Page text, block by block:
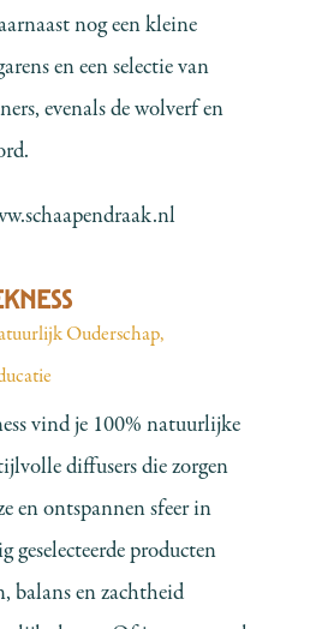
nog een kleine
en een selectie van
evenals de wolverf en
Ouderschap,
vind je 100% natuurlijke
diffusers die zorgen
en ontspannen sfeer in
geselecteerde producten
balans en zachtheid